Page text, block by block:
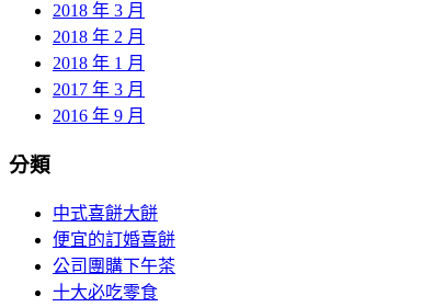
2018 年 3 月
2018 年 2 月
2018 年 1 月
2017 年 3 月
2016 年 9 月
分類
中式喜餅大餅
便宜的訂婚喜餅
公司團購下午茶
十大必吃零食